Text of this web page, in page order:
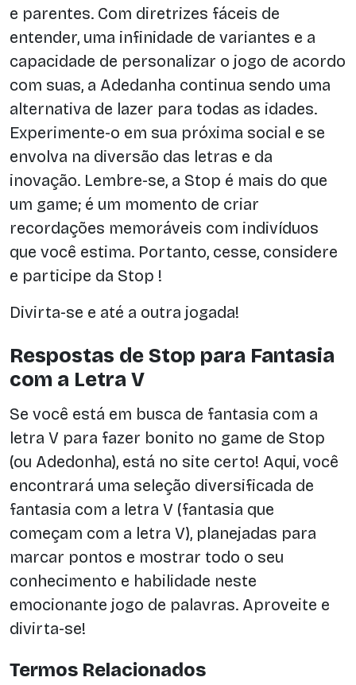
e parentes. Com diretrizes fáceis de
entender, uma infinidade de variantes e a
capacidade de personalizar o jogo de acordo
com suas, a Adedanha continua sendo uma
alternativa de lazer para todas as idades.
Experimente-o em sua próxima social e se
envolva na diversão das letras e da
inovação. Lembre-se, a Stop é mais do que
um game; é um momento de criar
recordações memoráveis com indivíduos
que você estima. Portanto, cesse, considere
e participe da Stop !
Divirta-se e até a outra jogada!
Respostas de Stop para Fantasia
com a Letra V
Se você está em busca de fantasia com a
letra V para fazer bonito no game de Stop
(ou Adedonha), está no site certo! Aqui, você
encontrará uma seleção diversificada de
fantasia com a letra V (fantasia que
começam com a letra V), planejadas para
marcar pontos e mostrar todo o seu
conhecimento e habilidade neste
emocionante jogo de palavras. Aproveite e
divirta-se!
Termos Relacionados